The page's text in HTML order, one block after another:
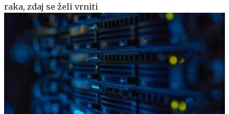
raka, zdaj se želi vrniti